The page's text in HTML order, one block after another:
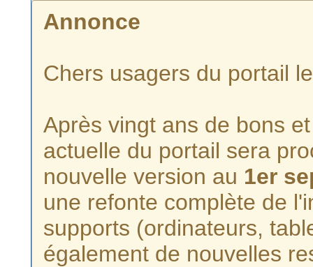
Annonce
Chers usagers du portail
Après vingt ans de bons
actuelle du portail sera
nouvelle version au 1er
une refonte complète de
supports (ordinateurs,
également de nouvelles